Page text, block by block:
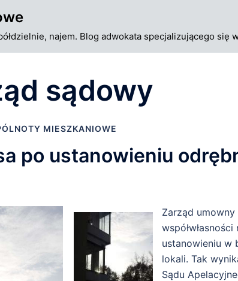
najem. Blog adwokata specjalizującego się
sądowy
MIESZKANIOWE
po ustanowieniu
Zarząd
ustanowieniu w
lokali. Tak
Sądu